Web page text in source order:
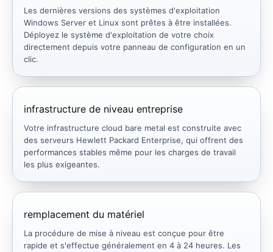
Les dernières versions des systèmes d'exploitation
Windows Server et Linux sont prêtes à être installées.
Déployez le système d'exploitation de votre choix
directement depuis votre panneau de configuration en un
clic.
infrastructure de niveau entreprise
Votre infrastructure cloud bare metal est construite avec
des serveurs Hewlett Packard Enterprise, qui offrent des
performances stables même pour les charges de travail
les plus exigeantes.
remplacement du matériel
La procédure de mise à niveau est conçue pour être
rapide et s'effectue généralement en 4 à 24 heures. Les